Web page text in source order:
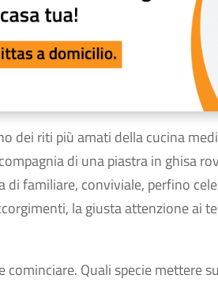
dei riti più amati della cucina
di una piastra in ghisa
di familiare, conviviale, perfino
la giusta attenzione ai
Quali specie mettere